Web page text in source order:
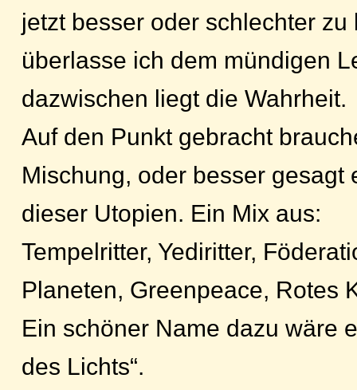
jetzt besser oder schlechter zu
überlasse ich dem mündigen
dazwischen liegt die Wahrheit.
Auf den Punkt gebracht
Mischung, oder besser gesagt
dieser Utopien. Ein Mix aus:
Tempelritter, Yediritter,
Planeten, Greenpeace, Rotes
Ein schöner Name dazu wäre
des Lichts“.